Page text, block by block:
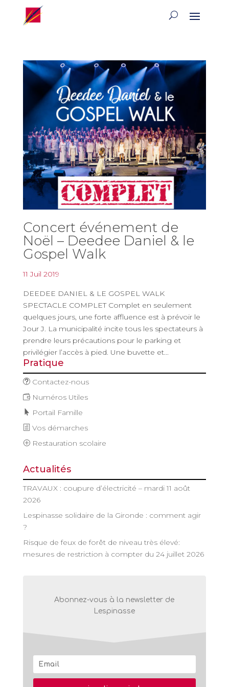
Concert événement de
Noël – Deedee Daniel & le
Gospel Walk
11 Juil 2019
DEEDEE DANIEL & LE GOSPEL WALK
SPECTACLE COMPLET Complet en seulement
quelques jours, une forte affluence est à prévoir le
Jour J. La municipalité incite tous les spectateurs à
prendre leurs précautions pour le parking et
privilégier l’accès à pied. Une buvette et...
Pratique
Contactez-nous
Numéros Utiles
Portail Famille
Vos démarches
Restauration scolaire
Actualités
TRAVAUX : coupure d’électricité – mardi 11 août
2026
Lespinasse solidaire de la Gironde : comment agir
?
Risque de feux de forêt de niveau très élevé:
mesures de restriction à compter du 24 juillet 2026
Abonnez-vous à la newsletter de
Lespinasse